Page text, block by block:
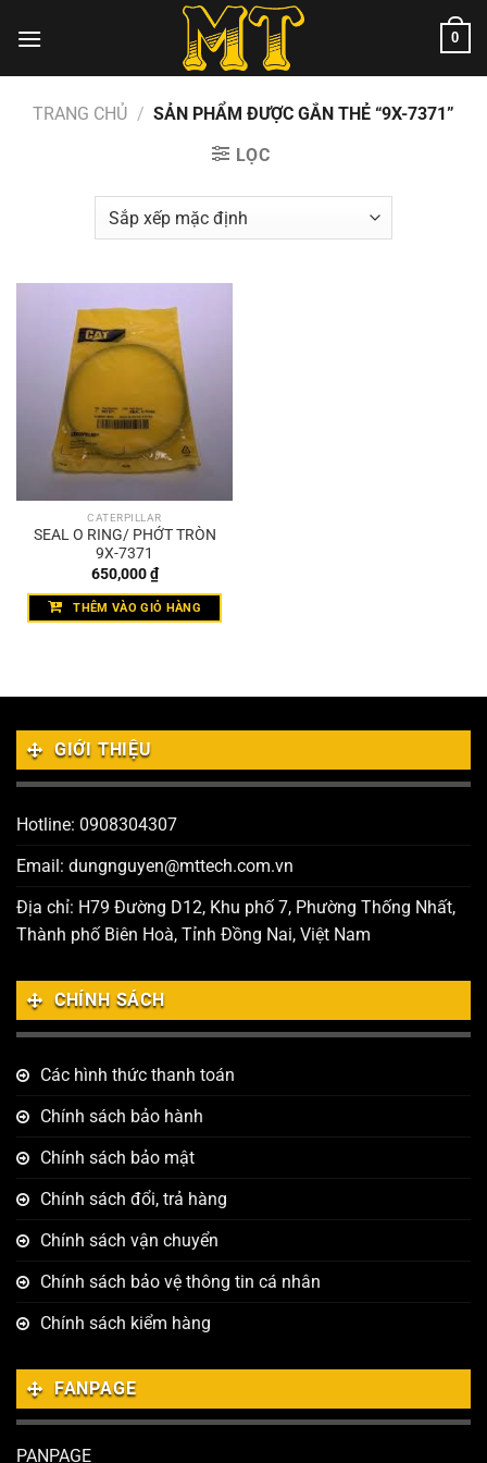
đến
0
TRANG CHỦ / SẢN PHẨM ĐƯỢC GẮN THẺ “9X-7371”
LỌC
CATERPILLAR
SEAL O RING/ PHỚT TRÒN
9X-7371
650,000₫
THÊM VÀO GIỎ HÀNG
GIỚI THIỆU
Hotline: 0908304307
Email: dungnguyen@mttech.com.vn
Địa chỉ: H79 Đường D12, Khu phố 7, Phường Thống Nhất,
Thành phố Biên Hoà, Tỉnh Đồng Nai, Việt Nam
CHÍNH SÁCH
Các hình thức thanh toán
Chính sách bảo hành
Chính sách bảo mật
Chính sách đổi, trả hàng
Chính sách vận chuyển
Chính sách bảo vệ thông tin cá nhân
Chính sách kiểm hàng
FANPAGE
PANPAGE